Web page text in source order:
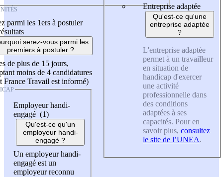
parmi les 1ers à postuler
serez-vous parmi les
premiers à postuler ?
de plus de 15 jours,
moins de 4 candidatures
France Travail est informé)
Employeur handi-
engagé (1)
Qu'est-ce qu'un
employeur handi-
engagé ?
Un employeur handi-
engagé est un
employeur reconnu
Entreprise adaptée
Qu'est-ce qu'une
entreprise adaptée
?
L'entreprise adaptée
permet à un travailleur
en situation de
handicap d'exercer
une activité
professionnelle dans
des conditions
adaptées à ses
capacités. Pour en
savoir plus, consultez
le site de l’UNEA.